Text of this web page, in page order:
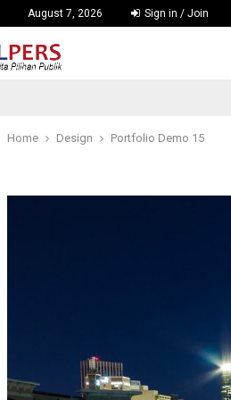
August 7, 2026 Sign in / Join
Home Design Portfolio Demo 15